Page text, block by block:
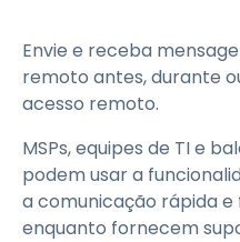
Envie e receba
remoto antes, durante
acesso remoto.
MSPs, equipes de TI e
podem usar a
a comunicação rápida
enquanto fornecem